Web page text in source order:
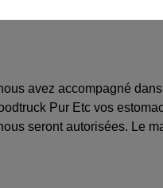
avez accompagné
Pur Etc vos
seront autorisées. Le